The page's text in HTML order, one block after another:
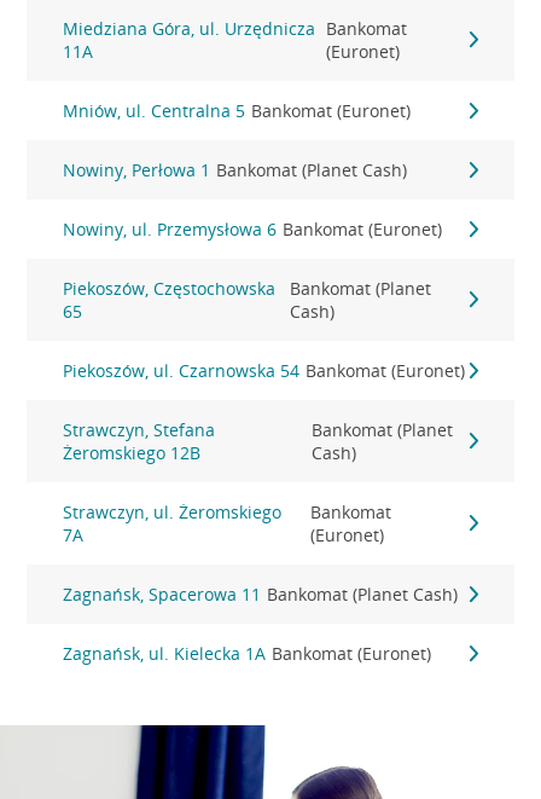
Miedziana Góra, ul. Urzędnicza
11A
Bankomat
(Euronet)
Mniów, ul. Centralna 5 Bankomat (Euronet)
Nowiny, Perłowa 1 Bankomat (Planet Cash)
Nowiny, ul. Przemysłowa 6 Bankomat (Euronet)
Piekoszów, Częstochowska
65
Bankomat (Planet
Cash)
Piekoszów, ul. Czarnowska 54 Bankomat (Euronet)
Strawczyn, Stefana
Żeromskiego 12B
Bankomat (Planet
Cash)
Strawczyn, ul. Żeromskiego
7A
Bankomat
(Euronet)
Zagnańsk, Spacerowa 11 Bankomat (Planet Cash)
Zagnańsk, ul. Kielecka 1A Bankomat (Euronet)